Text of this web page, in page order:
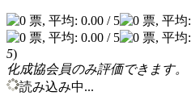
5)
化成協会員のみ評価できます。
読み込み中...